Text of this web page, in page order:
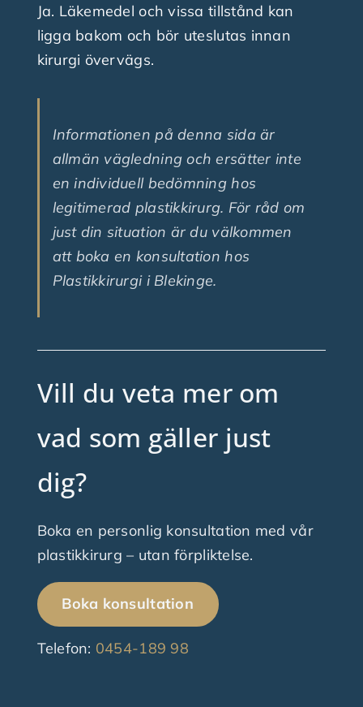
Ja. Läkemedel och vissa tillstånd kan
ligga bakom och bör uteslutas innan
kirurgi övervägs.
Informationen på denna sida är
allmän vägledning och ersätter inte
en individuell bedömning hos
legitimerad plastikkirurg. För råd om
just din situation är du välkommen
att boka en konsultation hos
Plastikkirurgi i Blekinge.
Vill du veta mer om
vad som gäller just
dig?
Boka en personlig konsultation med vår
plastikkirurg – utan förpliktelse.
Boka konsultation
Telefon: 0454-189 98